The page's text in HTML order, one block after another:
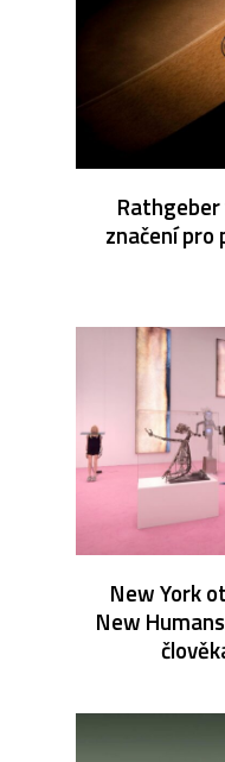
značení
New York
New